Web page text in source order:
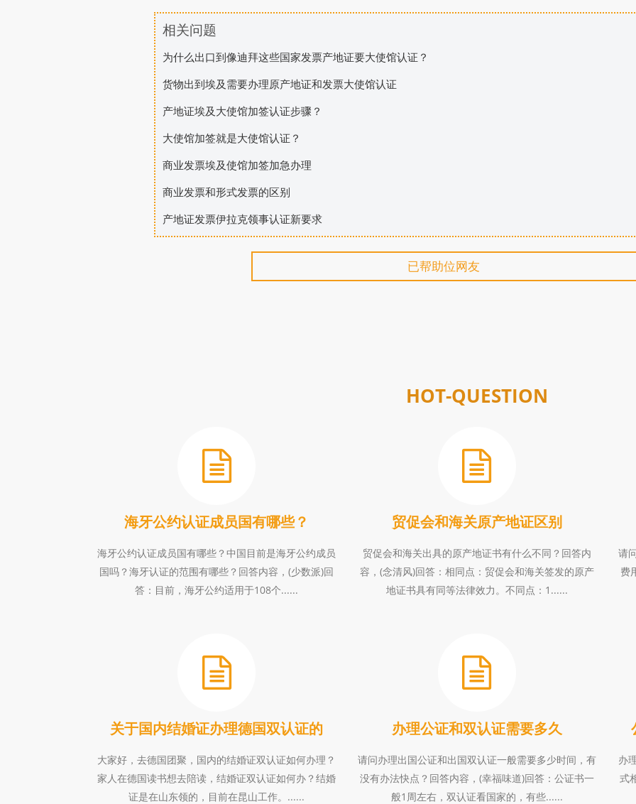
相关问题
为什么出口到像迪拜这些国家发票产地证要大使馆认证？
货物出到埃及需要办理原产地证和发票大使馆认证
产地证埃及大使馆加签认证步骤？
大使馆加签就是大使馆认证？
商业发票埃及使馆加签加急办理
商业发票和形式发票的区别
产地证发票伊拉克领事认证新要求
已帮助位网友
HOT-QUESTION
海牙公约认证成员国有哪些？
海牙公约认证成员国有哪些？中国目前是海牙公约成员
国吗？海牙认证的范围有哪些？回答内容，(少数派)回
答：目前，海牙公约适用于108个......
贸促会和海关原产地证区别
贸促会和海关出具的原产地证书有什么不同？回答内
容，(念清风)回答：相同点：贸促会和海关签发的原产
地证书具有同等法律效力。不同点：1......
请
费
关于国内结婚证办理德国双认证的
大家好，去德国团聚，国内的结婚证双认证如何办理？
家人在德国读书想去陪读，结婚证双认证如何办？结婚
证是在山东领的，目前在昆山工作。......
办理公证和双认证需要多久
请问办理出国公证和出国双认证一般需要多少时间，有
没有办法快点？回答内容，(幸福味道)回答：公证书一
般1周左右，双认证看国家的，有些......
办
式